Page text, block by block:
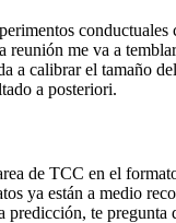
me va a
a calibrar el tamaño
a posteriori.
de TCC en el
ya están a medio
te